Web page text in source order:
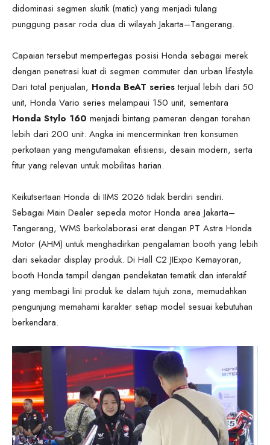
didominasi segmen skutik (matic) yang menjadi tulang
punggung pasar roda dua di wilayah Jakarta–Tangerang.
Capaian tersebut mempertegas posisi Honda sebagai merek
dengan penetrasi kuat di segmen commuter dan urban lifestyle.
Dari total penjualan, Honda BeAT seriesterjual lebih dari 50
unit, Honda Vario series melampaui 150 unit, sementara
Honda Stylo 160 menjadi bintang pameran dengan torehan
lebih dari 200 unit. Angka ini mencerminkan tren konsumen
perkotaan yang mengutamakan efisiensi, desain modern, serta
fitur yang relevan untuk mobilitas harian.
Keikutsertaan Honda di IIMS 2026 tidak berdiri sendiri.
Sebagai Main Dealer sepeda motor Honda area Jakarta–
Tangerang, WMS berkolaborasi erat dengan PT Astra Honda
Motor (AHM) untuk menghadirkan pengalaman booth yang lebih
dari sekadar display produk. Di Hall C2 JIExpo Kemayoran,
booth Honda tampil dengan pendekatan tematik dan interaktif
yang membagi lini produk ke dalam tujuh zona, memudahkan
pengunjung memahami karakter setiap model sesuai kebutuhan
berkendara.